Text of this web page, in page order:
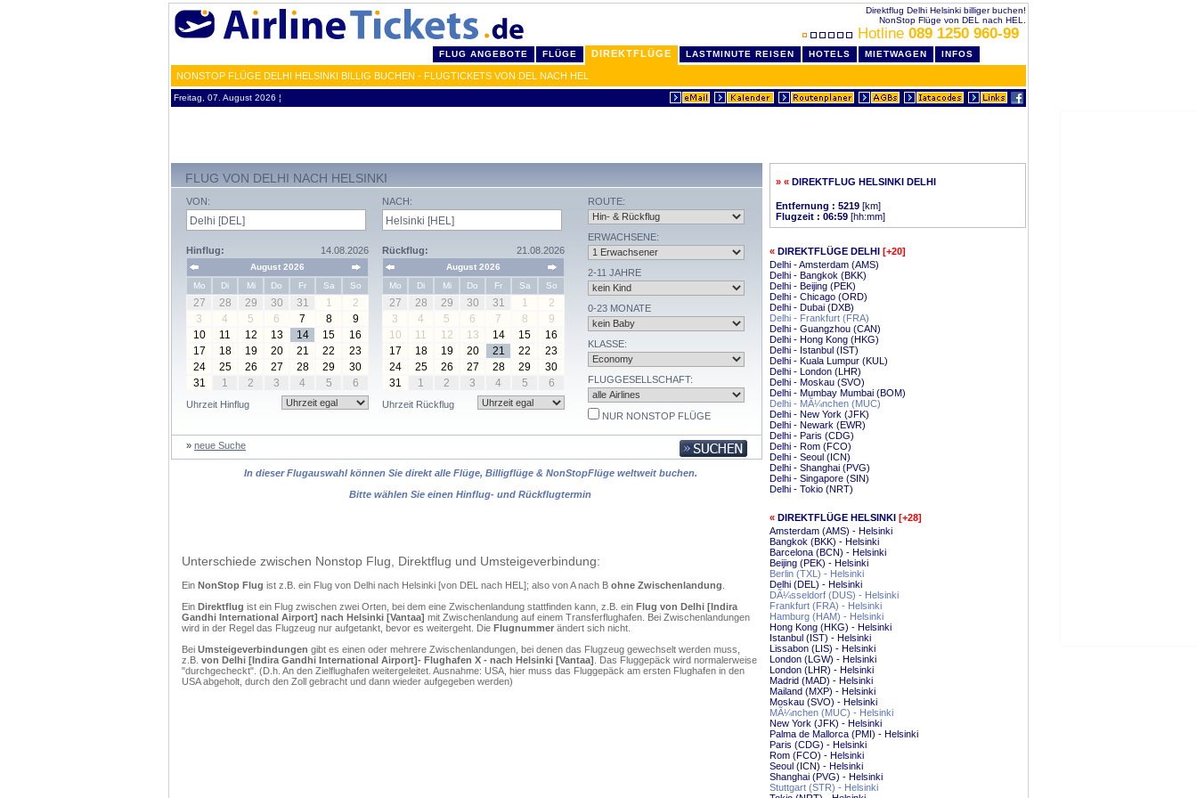
Direktflug Delhi Helsinki billiger buchen!
NonStop Flüge von DEL nach HEL.
Hotline 089 1250 960-99
FLUG ANGEBOTE FLÜGE DIREKTFLÜGE LASTMINUTE REISEN HOTELS MIETWAGEN INFOS
NONSTOP FLÜGE DELHI HELSINKI BILLIG BUCHEN - FLUGTICKETS VON DEL NACH HEL
Freitag, 07. August 2026 ¦
FLUG VON DELHI NACH HELSINKI
VON:
Hinflug: 14.08.2026
August 2026
Mo
Di Mi Do Fr Sa So
27 28 29 30 31 1
2
3
4 5 6 7 8
9
10
11 12 13 14 15
16
17
18 19 20 21 22
23
24
25 26 27 28 29
30
31
1 2 3 4 5 6
Uhrzeit Hinflug
NACH:
Rückflug: 21.08.2026
August 2026
Mo
Di Mi Do Fr Sa So
27 28 29 30 31 1
2
3
4 5 6 7 8
9
10
11 12 13 14 15
16
17
18 19 20 21 22
23
24
25 26 27 28 29
30
31
1 2 3 4 5 6
Uhrzeit Rückflug
ROUTE:
ERWACHSENE:
2-11 JAHRE
0-23 MONATE
KLASSE:
FLUGGESELLSCHAFT:
NUR NONSTOP FLÜGE
» neue Suche
In dieser Flugauswahl können Sie direkt alle Flüge, Billigflüge & NonStopFlüge weltweit buchen.
Bitte wählen Sie einen Hinflug- und Rückflugtermin
Unterschiede zwischen Nonstop Flug, Direktflug und Umsteigeverbindung:
Ein NonStop Flug ist z.B. ein Flug von Delhi nach Helsinki [von DEL nach HEL]; also von A nach B ohne Zwischenlandung
Ein Direktflug ist ein Flug zwischen zwei Orten, bei dem eine Zwischenlandung stattfinden kann, z.B. ein Flug von Delhi [Indira
Gandhi International Airport] nach Helsinki [Vantaa] mit Zwischenlandung auf einem Transferflughafen. Bei Zwischenlandungen
wird in der Regel das Flugzeug nur aufgetankt, bevor es weitergeht. Die Flugnummer ändert sich nicht.
Bei Umsteigeverbindungen gibt es einen oder mehrere Zwischenlandungen, bei denen das Flugzeug gewechselt werden muss,
z.B. von Delhi [Indira Gandhi International Airport]- Flughafen X - nach Helsinki [Vantaa] . Das Fluggepäck wird normalerweise
"durchgecheckt". (D.h. An den Zielflughafen weitergeleitet. Ausnahme: USA, hier muss das Fluggepäck am ersten Flughafen in den
USA abgeholt, durch den Zoll gebracht und dann wieder aufgegeben werden)
» « DIREKTFLUG HELSINKI DELHI
Entfernung : 5219 [km]
Flugzeit : 06:59 [hh:mm]
« DIREKTFLÜGE DELHI [+20]
Delhi - Amsterdam (AMS)
Delhi - Bangkok (BKK)
Delhi - Beijing (PEK)
Delhi - Chicago (ORD)
Delhi - Dubai (DXB)
Delhi - Frankfurt (FRA)
Delhi - Guangzhou (CAN)
Delhi - Hong Kong (HKG)
Delhi - Istanbul (IST)
Delhi - Kuala Lumpur (KUL)
Delhi - London (LHR)
Delhi - Moskau (SVO)
Delhi - Mumbay Mumbai (BOM)
Delhi - MÃ¼nchen (MUC)
Delhi - New York (JFK)
Delhi - Newark (EWR)
Delhi - Paris (CDG)
Delhi - Rom (FCO)
Delhi - Seoul (ICN)
Delhi - Shanghai (PVG)
Delhi - Singapore (SIN)
Delhi - Tokio (NRT)
« DIREKTFLÜGE HELSINKI [+28]
Amsterdam (AMS) - Helsinki
Bangkok (BKK) - Helsinki
Barcelona (BCN) - Helsinki
Beijing (PEK) - Helsinki
Berlin (TXL) - Helsinki
Delhi (DEL) - Helsinki
DÃ¼sseldorf (DUS) - Helsinki
Frankfurt (FRA) - Helsinki
Hamburg (HAM) - Helsinki
Hong Kong (HKG) - Helsinki
Istanbul (IST) - Helsinki
Lissabon (LIS) - Helsinki
London (LGW) - Helsinki
London (LHR) - Helsinki
Madrid (MAD) - Helsinki
Mailand (MXP) - Helsinki
Moskau (SVO) - Helsinki
MÃ¼nchen (MUC) - Helsinki
New York (JFK) - Helsinki
Palma de Mallorca (PMI) - Helsinki
Paris (CDG) - Helsinki
Rom (FCO) - Helsinki
Seoul (ICN) - Helsinki
Shanghai (PVG) - Helsinki
Stuttgart (STR) - Helsinki